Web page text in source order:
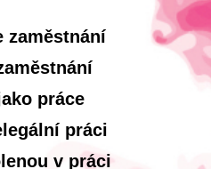
zaměstnání
práce
práci
v práci